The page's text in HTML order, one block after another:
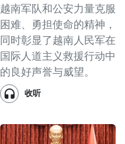
越南军队和公安力量克服
困难、勇担使命的精神，
同时彰显了越南人民军在
国际人道主义救援行动中
的良好声誉与威望。
收听